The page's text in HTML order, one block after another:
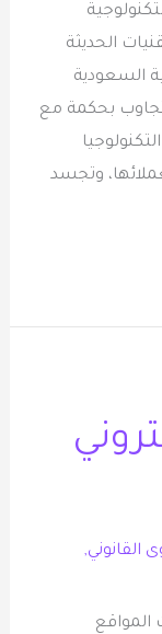
الحديثة
السعودية
بحكمة مع
وتجسد
القانوني,
المواقع